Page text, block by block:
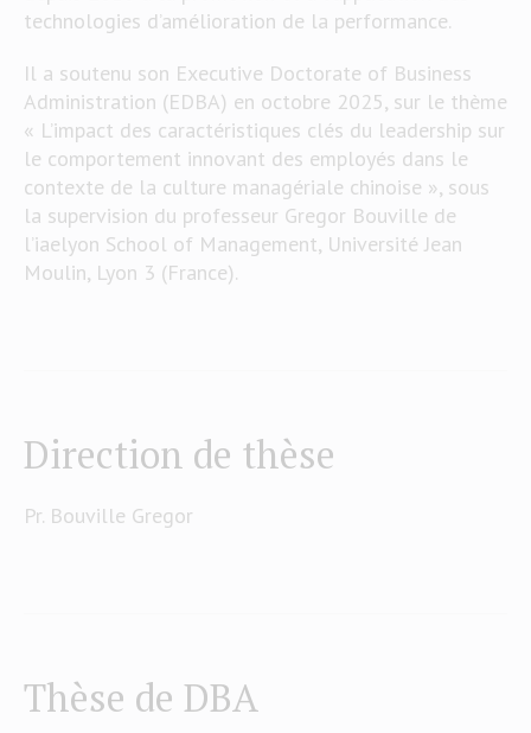
technologies d’amélioration de la performance.
Il a soutenu son Executive Doctorate of Business
Administration (EDBA) en octobre 2025, sur le thème
« L’impact des caractéristiques clés du leadership sur
le comportement innovant des employés dans le
contexte de la culture managériale chinoise », sous
la supervision du professeur Gregor Bouville de
l’iaelyon School of Management, Université Jean
Moulin, Lyon 3 (France).
Direction de thèse
Pr. Bouville Gregor
Thèse de DBA